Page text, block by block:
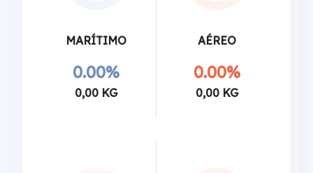
MARÍTIMO
0.00%
0,00 KG
AÉREO
0.00%
0,00 KG